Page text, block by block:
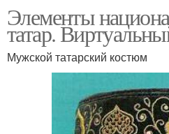
Элементы
татар.
Мужской татарский костюм